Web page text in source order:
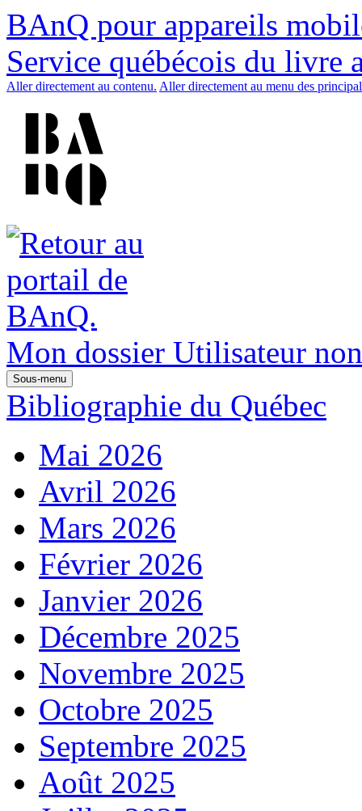
BAnQ pour appareils
Service québécois du livre
Aller directement au contenu. Aller directement au menu des
Mon dossier Utilisateur
Sous-menu
Bibliographie du Québec
Mai 2026
Avril 2026
Mars 2026
Février 2026
Janvier 2026
Décembre 2025
Novembre 2025
Octobre 2025
Septembre 2025
Août 2025